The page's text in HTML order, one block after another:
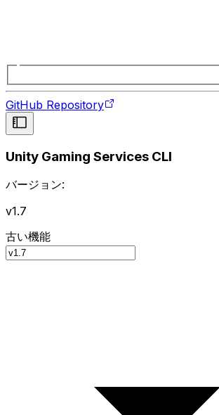
GitHub Repository
Unity Gaming Services CLI
バージョン:
v1.7
古い機能